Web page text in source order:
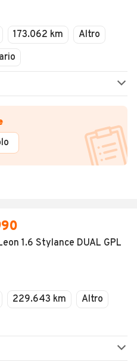
173.062 km
Altro
1.6 Stylance DUAL GPL
229.643 km
Altro